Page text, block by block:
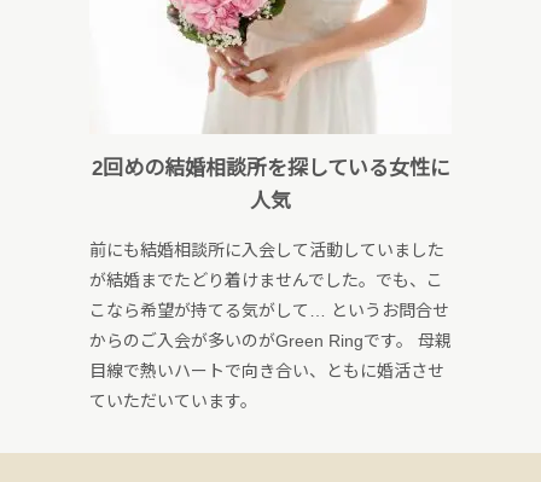
2回めの結婚相談所を探している女性に
人気
前にも結婚相談所に入会して活動していました
が結婚までたどり着けませんでした。でも、こ
こなら希望が持てる気がして… というお問合せ
からのご入会が多いのがGreen Ringです。 母親
目線で熱いハートで向き合い、ともに婚活させ
ていただいています。